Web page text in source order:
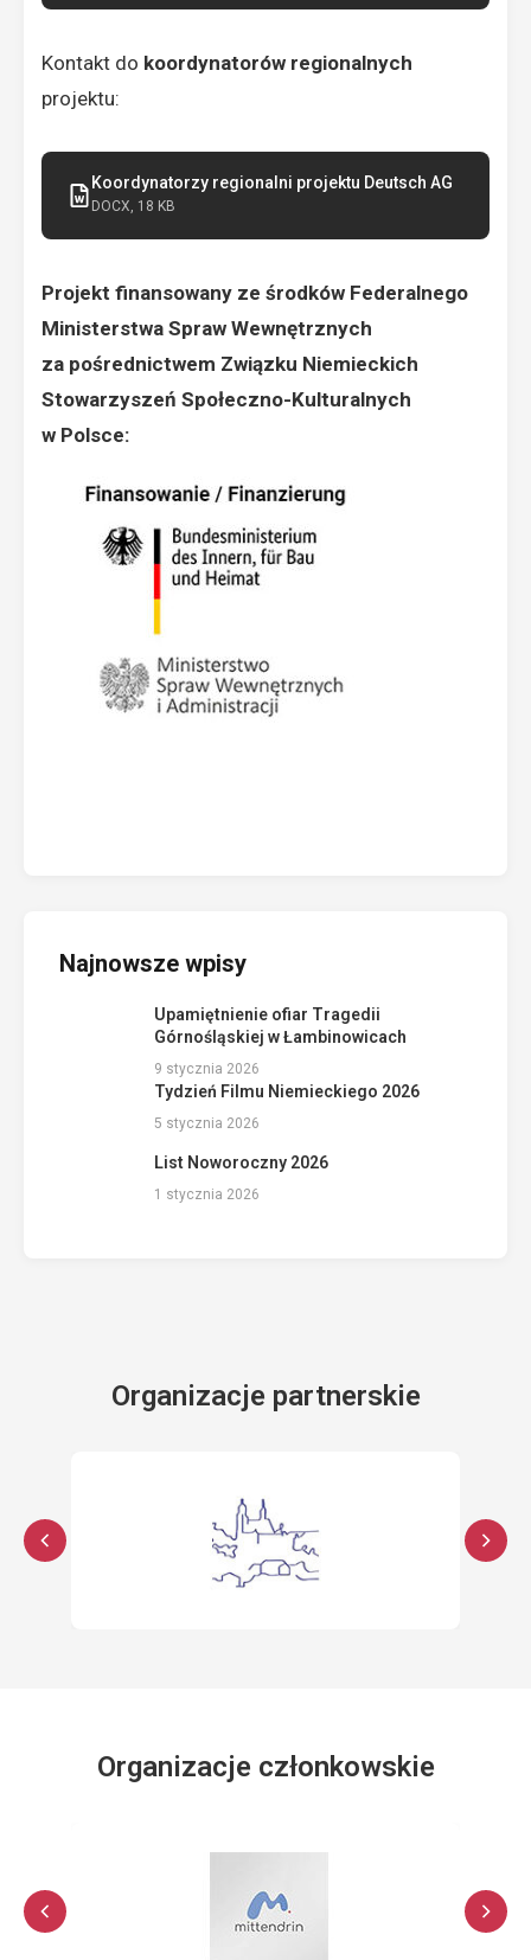
Kontakt do koordynatorów regionalnych
projektu:
Koordynatorzy regionalni projektu Deutsch AG
DOCX, 18 KB
Projekt finansowany ze środków Federalnego
Ministerstwa Spraw Wewnętrznych
za pośrednictwem Związku Niemieckich
Stowarzyszeń Społeczno-Kulturalnych
w Polsce:
Najnowsze wpisy
Upamiętnienie ofiar Tragedii
Górnośląskiej w Łambinowicach
9 stycznia 2026
Tydzień Filmu Niemieckiego 2026
5 stycznia 2026
List Noworoczny 2026
1 stycznia 2026
Organizacje partnerskie
Organizacje członkowskie